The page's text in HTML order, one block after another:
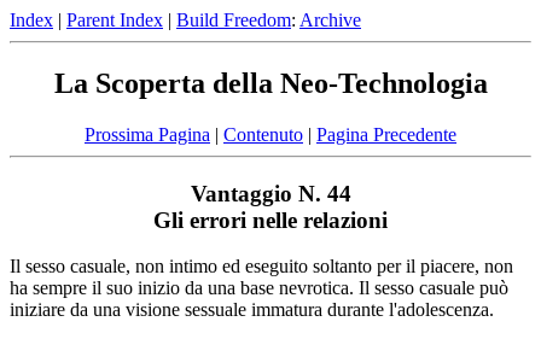
Index | Parent Index | Build Freedom: Archive
La Scoperta della Neo-Technologia
Prossima Pagina | Contenuto | Pagina Precedente
Vantaggio N. 44
Gli errori nelle relazioni
Il sesso casuale, non intimo ed eseguito soltanto per il piacere, non
ha sempre il suo inizio da una base nevrotica. Il sesso casuale può
iniziare da una visione sessuale immatura durante l'adolescenza.